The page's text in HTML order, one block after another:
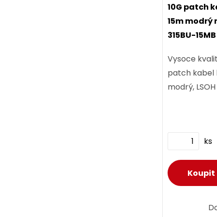
10G patch
15m
315BU-15MB
Vysoce
patch kabel
modrý,
ks